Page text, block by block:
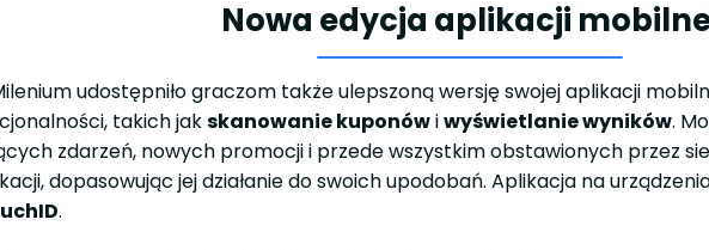
Nowa edycja aplikacji
udostępniło graczom także ulepszoną wersję swojej aplikacji
takich jakskanowanie kuponówiwyświetlanie wyników.
zdarzeń, nowych promocji i przede wszystkim obstawionych przez
dopasowując jej działanie do swoich upodobań. Aplikacja na
.